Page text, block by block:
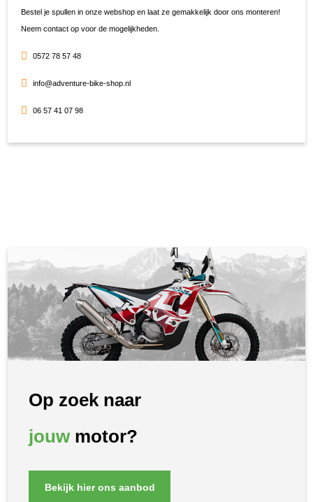
Bestel je spullen in onze webshop en laat ze gemakkelijk door ons monteren!
Neem contact op voor de mogelijkheden.
0572 78 57 48
info@adventure-bike-shop.nl
06 57 41 07 98
Op zoek naar
jouwmotor?
Bekijk hier ons aanbod